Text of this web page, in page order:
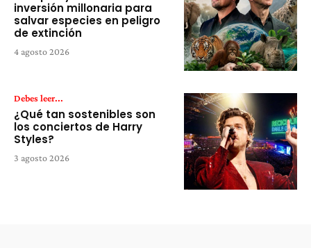
inversión millonaria para
salvar especies en peligro
de extinción
4 agosto 2026
Debes leer...
¿Qué tan sostenibles son
los conciertos de Harry
Styles?
3 agosto 2026